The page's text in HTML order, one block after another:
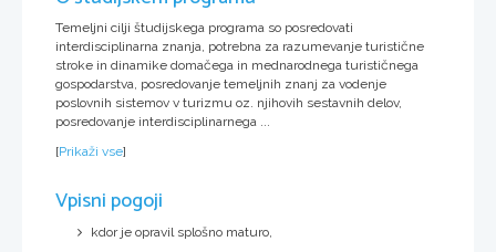
Temeljni cilji študijskega programa so posredovati
interdisciplinarna znanja, potrebna za razumevanje turistične
stroke in dinamike domačega in mednarodnega turističnega
gospodarstva, posredovanje temeljnih znanj za vodenje
poslovnih sistemov v turizmu oz. njihovih sestavnih delov,
posredovanje interdisciplinarnega ...
[Prikaži vse]
Vpisni pogoji
kdor je opravil splošno maturo,